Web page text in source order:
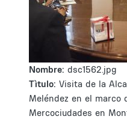
Nombre: dsc1562.jpg
Tìtulo: Visita de la
Meléndez en el marco
Mercociudades en